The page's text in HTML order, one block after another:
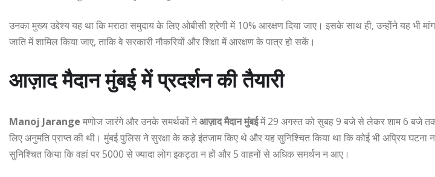
उनका मुख्य उद्देश्य यह था कि मराठा समुदाय के लिए ओबीसी श्रेणी में 10% आरक्षण दिया जाए। इसके साथ ही, उन्होंने यह भी
जाति में शामिल किया जाए, ताकि वे सरकारी नौकरियों और शिक्षा में आरक्षण के पात्र हो सकें।
आज़ाद मैदान मुंबईमें प्रदर्शन की तैयारी
Manoj Jarange मणोज जारंगे और उनके समर्थकों नेआज़ाद मैदान मुंबईमें 29 अगस्त को सुबह 9 बजे से लेकर शाम 6 बजे तक
लिए अनुमति प्राप्त की थी। मुंबई पुलिस ने सुरक्षा के कड़े इंतजाम किए थे और यह सुनिश्चित किया था कि कोई भी अप्रिय
सुनिश्चित किया कि वहां पर 5000 से ज्यादा लोग इकट्ठा न हों और 5 वाहनों से अधिक समर्थन न आए।